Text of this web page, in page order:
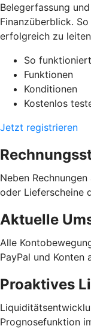
Belegerfassung
Finanzüberblick.
erfolgreich zu
So
Funktionen
Konditionen
Kostenlos
Jetzt registrieren
Neben
oder Lieferscheine
Aktuelle
Alle
PayPal und Konten
Proaktives
Prognosefunktion